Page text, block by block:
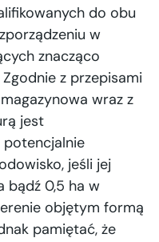
do obu
w
znacząco
z przepisami
wraz z
jest
jeśli jej
bądź 0,5 ha w
objętym formą
pamiętać, że